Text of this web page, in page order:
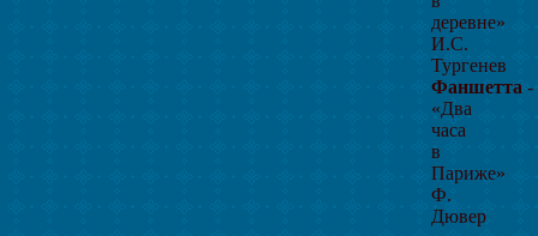
деревне»
И.С.
Тургенев
Фаншетта -
«Два
часа
в
Париже»
Ф.
Дювер